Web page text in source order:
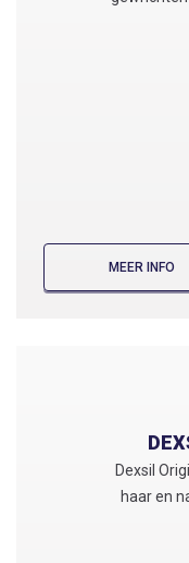
MEER INFO
Dexsil
haar en